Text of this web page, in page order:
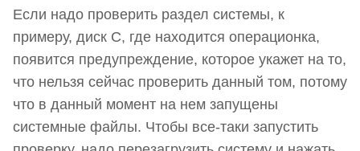
Если надо проверить раздел системы, к
примеру, диск С, где находится операционка,
появится предупреждение, которое укажет на то,
что нельзя сейчас проверить данный том, потому
что в данный момент на нем запущены
системные файлы. Чтобы все-таки запустить